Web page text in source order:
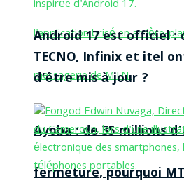
Ayoba : de 35 millions
fermeture, pourquoi
Android 17 est officiel :
TECNO, Infinix et itel
d’être mis à jour ?